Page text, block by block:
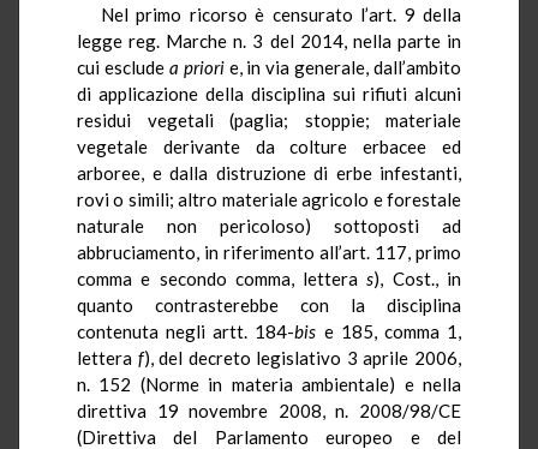
Nel primo ricorso è censurato l’art. 9 della
legge reg. Marche n. 3 del 2014, nella parte in
cui esclude a priorie, in via generale, dall’ambito
di applicazione della disciplina sui rifiuti alcuni
residui vegetali (paglia; stoppie; materiale
vegetale derivante da colture erbacee ed
arboree, e dalla distruzione di erbe infestanti,
rovi o simili; altro materiale agricolo e forestale
naturale non pericoloso) sottoposti ad
abbruciamento, in riferimento all’art. 117, primo
comma e secondo comma, letteras), Cost., in
quanto contrasterebbe con la disciplina
contenuta negli artt. 184-bis e 185, comma 1,
lettera f), del decreto legislativo 3 aprile 2006,
n. 152 (Norme in materia ambientale) e nella
direttiva 19 novembre 2008, n. 2008/98/CE
(Direttiva del Parlamento europeo e del